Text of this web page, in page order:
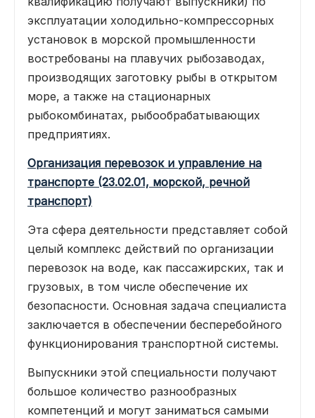
эксплуатации холодильно-компрессорных
установок в морской промышленности
востребованы на плавучих рыбозаводах,
производящих заготовку рыбы в открытом
море, а также на стационарных
рыбокомбинатах, рыбообрабатывающих
предприятиях.
Организация перевозок и управление на
транспорте (23.02.01, морской, речной
транспорт)
Эта сфера деятельности представляет собой
целый комплекс действий по организации
перевозок на воде, как пассажирских, так и
грузовых, в том числе обеспечение их
безопасности. Основная задача специалиста
заключается в обеспечении бесперебойного
функционирования транспортной системы.
Выпускники этой специальности получают
большое количество разнообразных
компетенций и могут заниматься самыми